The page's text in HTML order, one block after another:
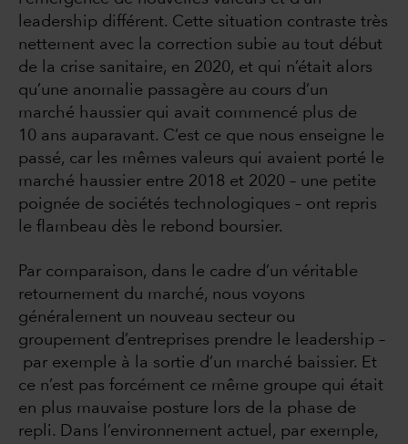
leadership différent. Cette situation contraste très
nettement avec la correction subie au tout début
de la crise sanitaire, en 2020, et qui n’était alors
qu’une anomalie passagère au cours d’un
marché haussier qui avait commencé plus de
10 ans auparavant. C’est ce que nous enseigne le
passé, car les mêmes valeurs qui avaient porté le
marché haussier entre 2018 et 2020 – une petite
poignée de sociétés technologiques – ont repris
le flambeau dès le rebond boursier.
Par comparaison, dans le cadre d’un véritable
retournement du marché, nous voyons
généralement un nouveau secteur ou
groupement d’entreprises prendre le leadership –
par exemple à la sortie d’un marché baissier. Et
ce n’est pas forcément ce même groupe qui était
en plus mauvaise posture lors de la phase de
repli. Dans l’environnement actuel, par exemple,